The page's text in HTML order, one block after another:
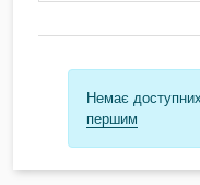
Немає доступних
першим